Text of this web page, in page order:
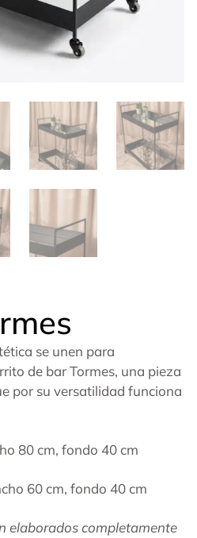
se unen para
de bar Tormes, una pieza
por su versatilidad funciona
80 cm, fondo 40 cm
60 cm, fondo 40 cm
elaborados completamente